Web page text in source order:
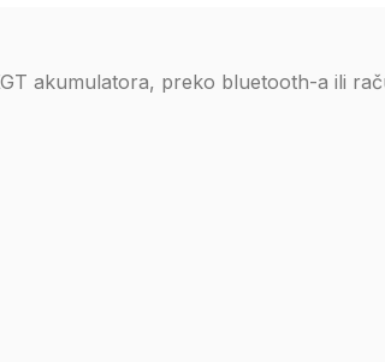
akumulatora, preko bluetooth-a ili